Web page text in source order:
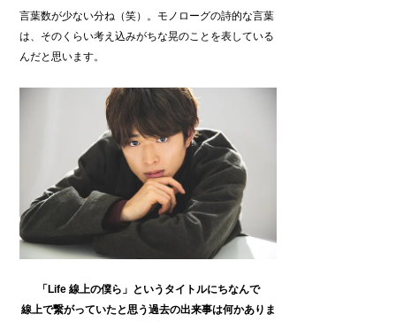
言葉数が少ない分ね（笑）。モノローグの詩的な言葉
は、そのくらい考え込みがちな晃のことを表している
んだと思います。
「Life 線上の僕ら」というタイ トルにちなんで
線上で繋がっていたと思う過去の出来事は何かありま